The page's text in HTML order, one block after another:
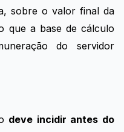
sobre o valor final da
que a base de cálculo
do servidor
deve incidir antes do